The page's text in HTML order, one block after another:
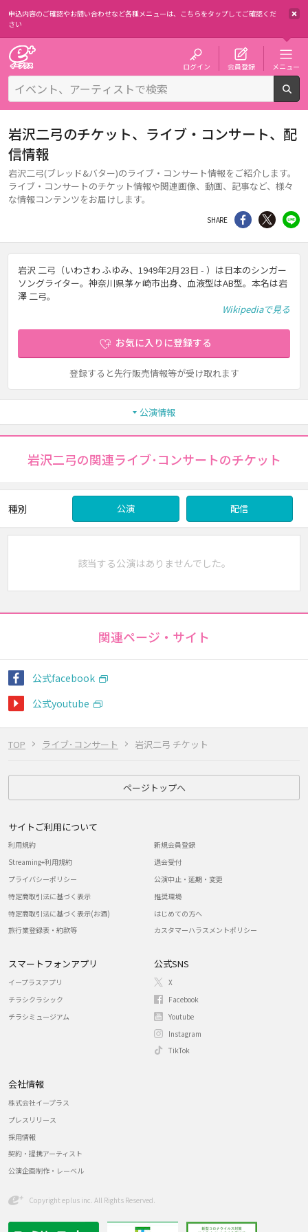
申込内容のご確認やお問い合わせなど各種メニューは、 こちらをタップしてご確認くだ
さい
ログイン 会員登録 メニュー
TOP ライブ･コンサート 岩沢二弓 チケット
岩沢二弓のチケット、ライブ・コンサート、配
信情報
岩沢二弓(ブレッド&バター)のライブ・コンサート情報をご紹介します。
ライブ・コンサートのチケット情報や関連画像、動画、記事など、様々
な情報コンテンツをお届けします。
SHARE シェア Twitter
岩沢 二弓（いわさわ ふゆみ、1949年2月23日 - ）は日本のシンガー
ソングライター。神奈川県茅ヶ崎市出身、血液型はAB型。本名は岩
澤 二弓。
Wikipediaで見る
お気に入りに登録する
登録すると先行販売情報等が受け取れます
公演情報
岩沢二弓の関連ライブ･コンサートのチケット
種別 公演 配信
該当する公演はありませんでした。
関連ページ・サイト
公式facebook
公式youtube
ページトップへ
サイトご利用について
利用規約
Streaming+利用規約
プライバシーポリシー
特定商取引法に基づく表示
特定商取引法に基づく表示(お酒)
旅行業登録表・約款等
新規会員登録
退会受付
公演中止・延期・変更
推奨環境
はじめての方へ
カスタマーハラスメントポリシー
スマートフォンアプリ
イープラスアプリ
チラシクラシック
チラシミュージアム
公式SNS
X
Facebook
Youtube
Instagram
TikTok
会社情報
株式会社イープラス
プレスリリース
採用情報
契約・提携アーティスト
公演企画制作・レーベル
Copyright eplus inc. All Rights Reserved.